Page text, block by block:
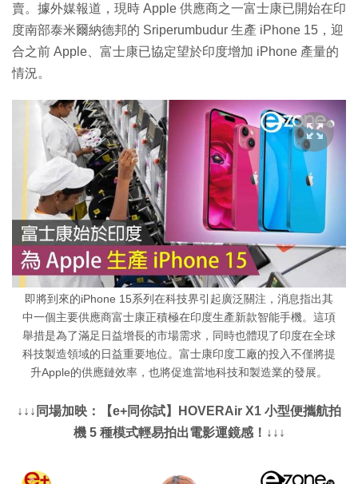
賣。據外媒報道，現時 Apple 供應商之一富士康已開始在印
度南部泰米爾納德邦的 Sriperumbudur 生產 iPhone 15，迎
合之前 Apple、富士康已協定望於印度增加 iPhone 產量的
情況。
即將到來的iPhone 15系列在科技界引起廣泛關注，消息指出其
中一個主要供應商富士康正積極在印度生產新款智能手機。這項
舉措是為了滿足日益增長的市場需求，同時也體現了印度在全球
科技製造領域的日益重要地位。富士康印度工廠的投入不僅將提
升Apple的供應鏈效率，也將促進當地科技和製造業的發展。
↓↓↓同場加映：【e+同你試】HOVERAir X1 小型便攜航拍
機 5 種模式輕易拍出電影運鏡感！↓↓↓